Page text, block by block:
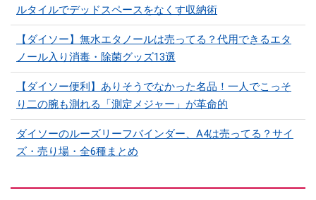
ルタイルでデッドスペースをなくす収納術
【ダイソー】無水エタノールは売ってる？代用できるエタ
ノール入り消毒・除菌グッズ13選
【ダイソー便利】ありそうでなかった名品！一人でこっそ
り二の腕も測れる「測定メジャー」が革命的
ダイソーのルーズリーフバインダー、A4は売ってる？サイ
ズ・売り場・全6種まとめ